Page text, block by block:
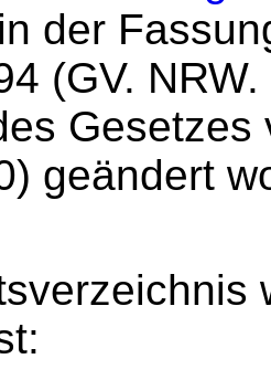
der
(GV.
Gesetzes
geändert